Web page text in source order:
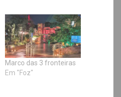
Marco das 3 fronteiras
Em "Foz"